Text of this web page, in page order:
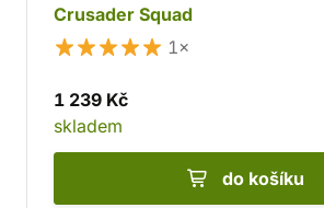
Crusader Squad
1×
1 239 Kč
skladem
do košíku